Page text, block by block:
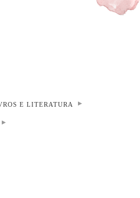
E LITERATURA